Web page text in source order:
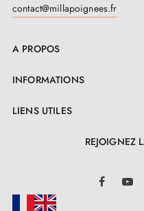
contact@millapoignees.fr
A PROPOS
INFORMATIONS
LIENS UTILES
REJOIGNEZ